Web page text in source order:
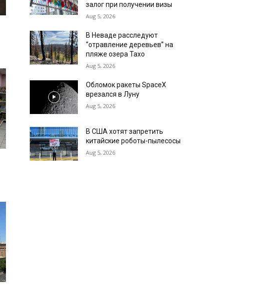
залог при получении визы
Aug 5, 2026
В Неваде расследуют
“отравление деревьев” на
пляже озера Тахо
Aug 5, 2026
Обломок ракеты SpaceX
врезался в Луну
Aug 5, 2026
В США хотят запретить
китайские роботы-пылесосы
Aug 5, 2026